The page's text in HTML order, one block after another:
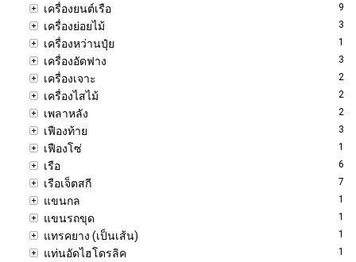
เครื่องยนต์เรือ 9
เครื่องย่อยไม้ 3
เครื่องหว่านปุ๋ย 1
เครื่องอัดฟาง 3
เครื่องเจาะ 2
เครื่องไสไม้ 2
เพลาหลัง 2
เฟืองท้าย 3
เฟืองโซ่ 1
เรือ 6
เรือเจ็ตสกี 7
แขนกล 1
แขนรถขุด 1
แทรคยาง (เป็นเส้น) 1
แท่นอัดไฮโดรลิค 1